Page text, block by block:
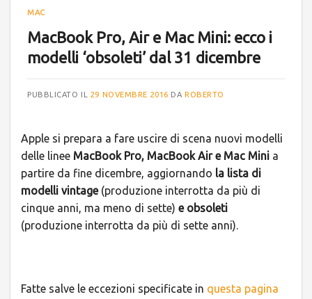
MAC
MacBook Pro, Air e Mac Mini: ecco i
modelli ‘obsoleti’ dal 31 dicembre
PUBBLICATO IL 29 NOVEMBRE 2016 DAROBERTO
Apple si prepara a fare uscire di scena nuovi modelli
delle linee MacBook Pro, MacBook Air e Mac Mini a
partire da fine dicembre, aggiornando la lista di
modelli vintage (produzione interrotta da più di
cinque anni, ma meno di sette) e obsoleti
(produzione interrotta da più di sette anni).
Fatte salve le eccezioni specificate in questa pagina